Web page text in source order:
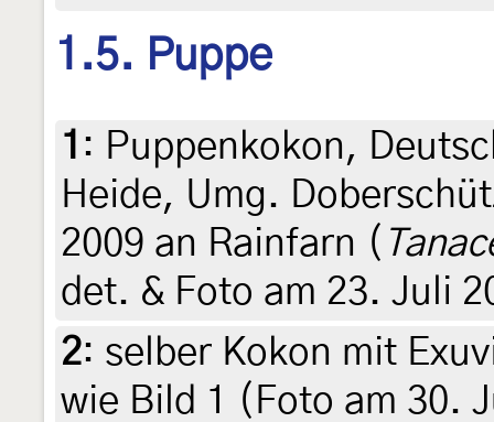
1.5. Puppe
1 : Puppenkokon,
Heide, Umg.
2009 an Rainfarn (
det. & Foto am 23. Juli
2: selber Kokon mit
wie Bild 1 (Foto am 30.